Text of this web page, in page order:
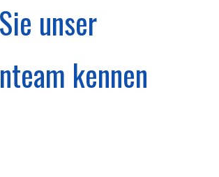
unser
kennen